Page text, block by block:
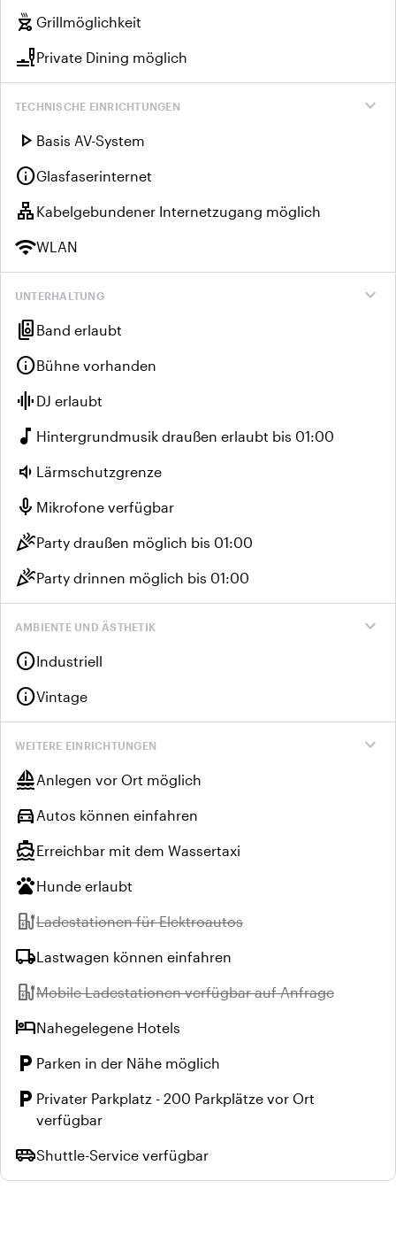
outdoor_grill Grillmöglichkeit
brunch_diningPrivate Dining möglich
expand_more
TECHNISCHE EINRICHTUNGEN
play_arrow Basis AV-System
infoGlasfaserinternet
lan Kabelgebundener Internetzugang möglich
wifiWLAN
expand_more
UNTERHALTUNG
speaker_group Band erlaubt
infoBühne vorhanden
graphic_eq DJ erlaubt
music_note Hintergrundmusik draußen erlaubt bis 01:00
volume_down Lärmschutzgrenze
mic Mikrofone verfügbar
celebrationParty draußen möglich bis 01:00
celebrationParty drinnen möglich bis 01:00
expand_more
AMBIENTE UND ÄSTHETIK
infoIndustriell
infoVintage
expand_more
WEITERE EINRICHTUNGEN
sailingAnlegen vor Ort möglich
directions_car Autos können einfahren
directions_boatErreichbar mit dem Wassertaxi
petsHunde erlaubt
ev_stationNicht verfügbar:
Ladestationen für Elektroautos
local_shippingLastwagen können einfahren
ev_stationNicht verfügbar:
Mobile Ladestationen verfügbar auf Anfrage
hotelNahegelegene Hotels
local_parking Parken in der Nähe möglich
local_parking Privater Parkplatz - 200 Parkplätze vor Ort
verfügbar
airport_shuttleShuttle-Service verfügbar